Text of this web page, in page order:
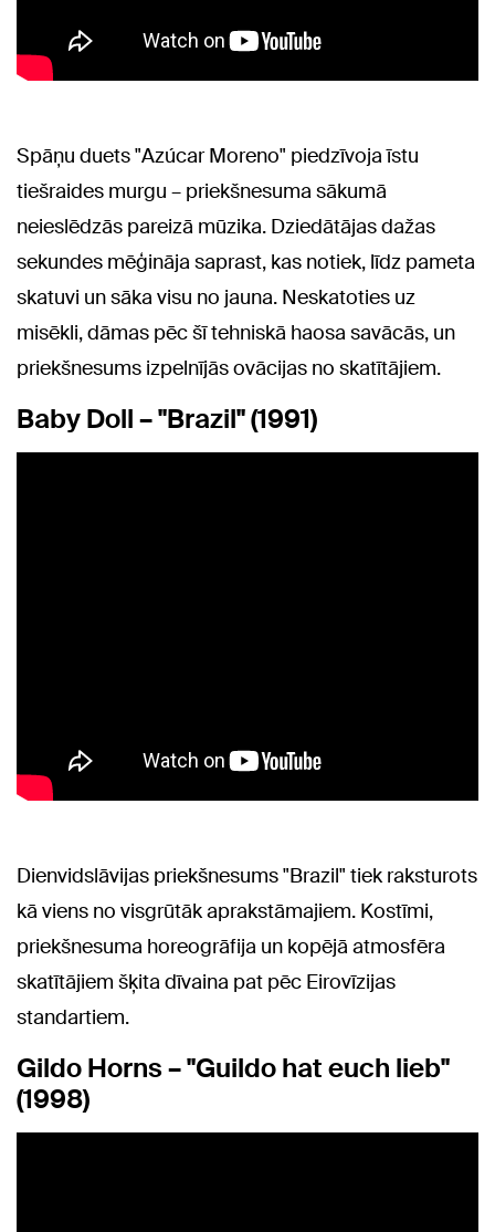
Spāņu duets "Azúcar Moreno" piedzīvoja īstu
tiešraides murgu – priekšnesuma sākumā
neieslēdzās pareizā mūzika. Dziedātājas dažas
sekundes mēģināja saprast, kas notiek, līdz pameta
skatuvi un sāka visu no jauna. Neskatoties uz
misēkli, dāmas pēc šī tehniskā haosa savācās, un
priekšnesums izpelnījās ovācijas no skatītājiem.
Baby Doll – "Brazil" (1991)
Dienvidslāvijas priekšnesums "Brazil" tiek raksturots
kā viens no visgrūtāk aprakstāmajiem. Kostīmi,
priekšnesuma horeogrāfija un kopējā atmosfēra
skatītājiem šķita dīvaina pat pēc Eirovīzijas
standartiem.
Gildo Horns – "Guildo hat euch lieb"
(1998)